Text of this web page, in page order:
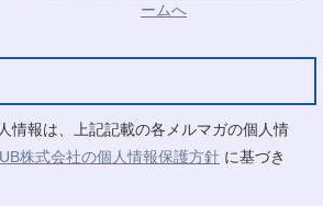
情報は、上記記載の各メルマガの個人情
株式会社の個人情報保護方針 に基づき